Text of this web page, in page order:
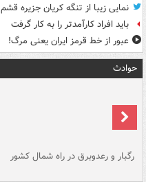
نمایی زیبا از تنگه کریان جزیره قشم
باید افراد کارآمدتر را به کار گرفت
عبور از خط قرمز ایران یعنی مرگ!
حوادث
رگبار و رعدوبرق در راه شمال کشور